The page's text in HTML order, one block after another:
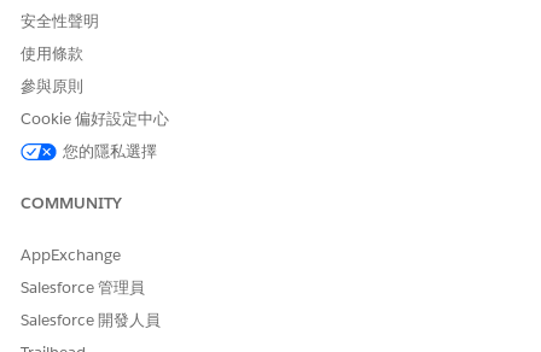
略過在「提示範本」中建立的道德界限。
業務影響
人或惡意利益造成的營運中斷。
威脅情況
提示注射:使用者會誘騙 AI 執行不需要的動作,進而導致資料洩漏。
安全性聲明
使用條款
參與原則
Cookie 偏好設定中心
您的隱私選擇
COMMUNITY
AppExchange
Salesforce 管理員
Salesforce 開發人員